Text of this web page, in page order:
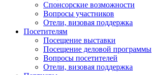
Спонсорские возможности
Вопросы участников
Отели, визовая поддержка
Посетителям
Посещение выставки
Посещение деловой программы
Вопросы посетителей
Отели, визовая поддержка